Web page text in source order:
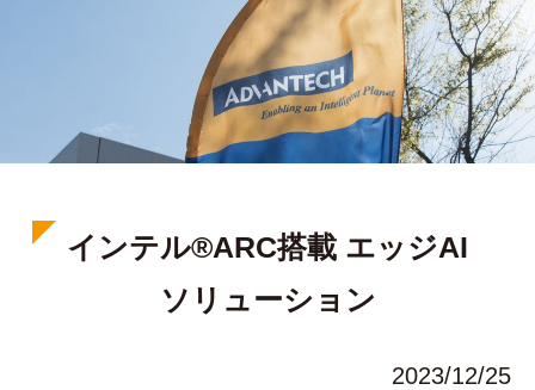
インテル®ARC搭載 エッジAI
ソリューション
2023/12/25